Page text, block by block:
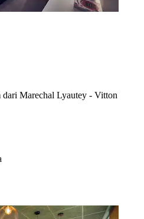
Marechal Lyautey - Vitton